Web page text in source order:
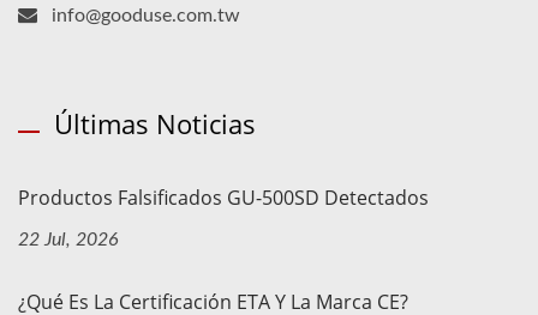
info@gooduse.com.tw
Últimas Noticias
Productos Falsificados GU-500SD Detectados
22 Jul, 2026
¿Qué Es La Certificación ETA Y La Marca CE?